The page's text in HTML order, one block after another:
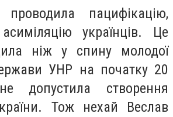
пацифікацію,
українців. Це
ніж у спину молодої
УНР на початку 20
допустила створення
Тож нехай Веслав